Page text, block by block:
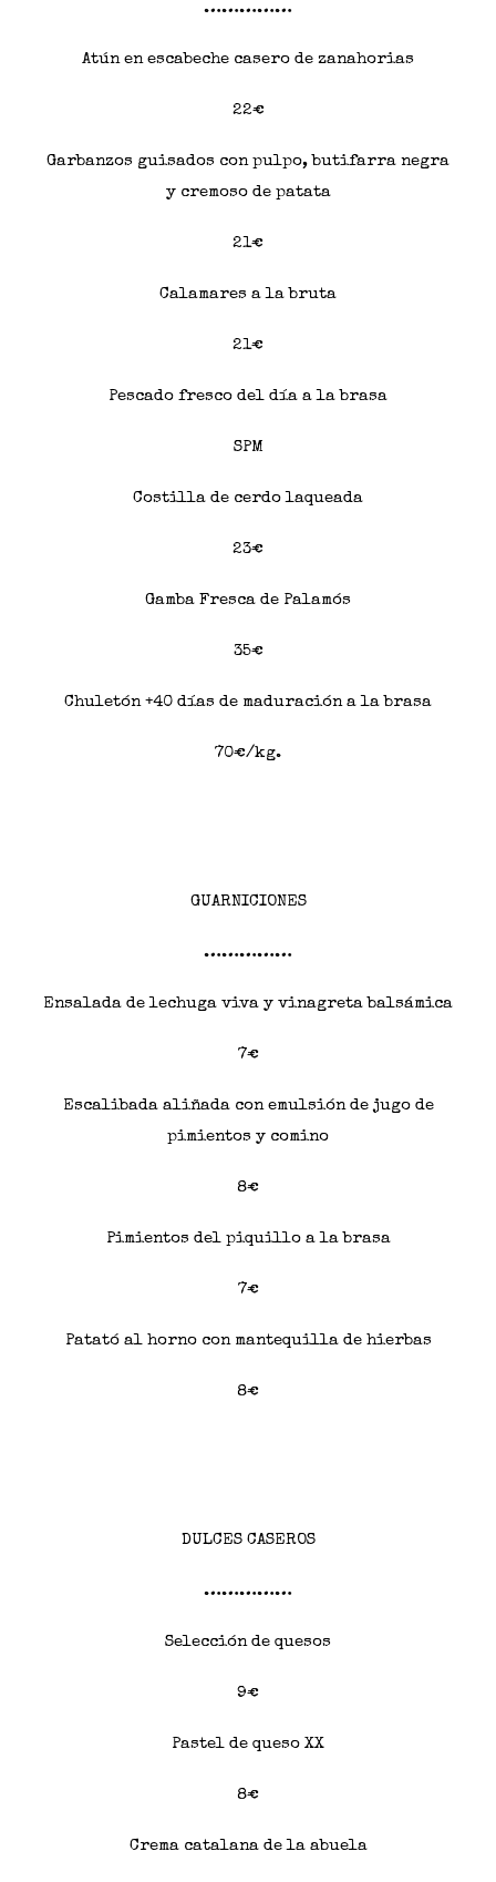
……………
Atún en escabeche casero de zanahorias
22€
Garbanzos guisados con pulpo, butifarra negra
y cremoso de patata
21€
Calamares a la bruta
21€
Pescado fresco del día a la brasa
SPM
Costilla de cerdo laqueada
23€
Gamba Fresca de Palamós
35€
Chuletón +40 días de maduración a la brasa
70€/kg.
GUARNICIONES
……………
Ensalada de lechuga viva y vinagreta balsámica
7€
Escalibada aliñada con emulsión de jugo de
pimientos y comino
8€
Pimientos del piquillo a la brasa
7€
Patató al horno con mantequilla de hierbas
8€
DULCES CASEROS
……………
Selección de quesos
9€
Pastel de queso XX
8€
Crema catalana de la abuela